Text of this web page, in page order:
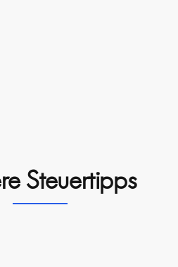
Steuertipps